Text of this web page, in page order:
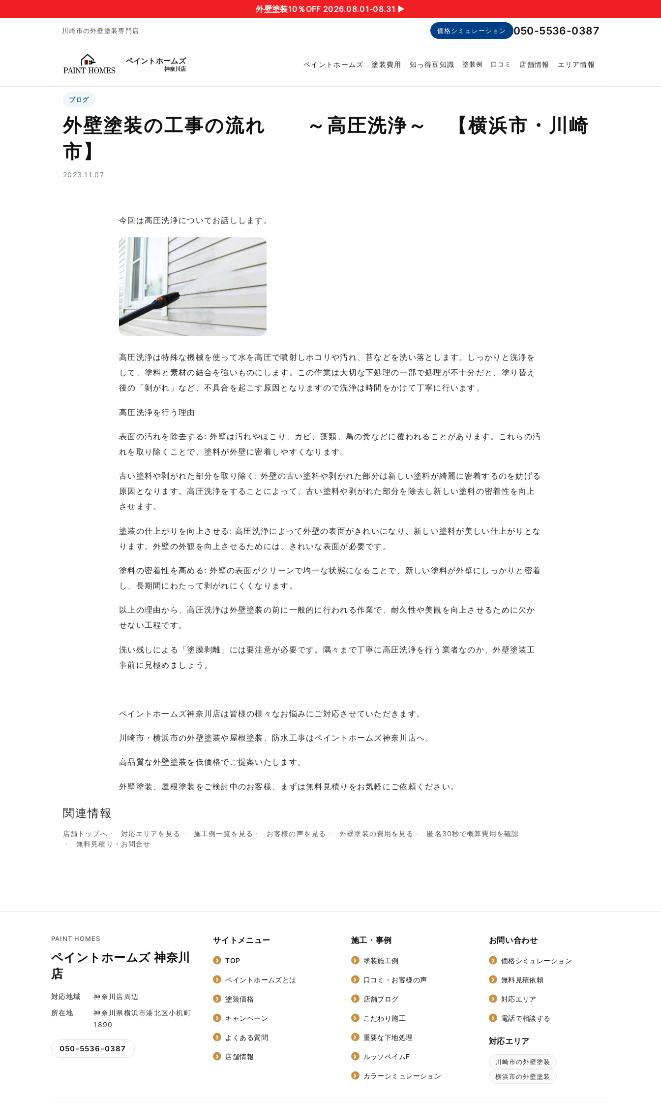
外壁塗装10％OFF 2026.08.01-08.31 ▶︎
川崎市の外壁塗装専門店 価格シミュレーション 050-5536-0387
ペイントホームズ
神奈川店
ペイントホームズ 塗装費用 知っ得豆知識 塗装例 口コミ 店舗情報 エリア情報
ブログ
外壁塗装の工事の流れ ～高圧洗浄～ 【横浜市・川崎
市】
2023.11.07
今回は高圧洗浄についてお話しします。
高圧洗浄は特殊な機械を使って水を高圧で噴射しホコリや汚れ、苔などを洗い落とします。しっかりと洗浄を
して、塗料と素材の結合を強いものにします。この作業は大切な下処理の一部で処理が不十分だと、塗り替え
後の「剝がれ」など、不具合を起こす原因となりますので洗浄は時間をかけて丁寧に行います。
高圧洗浄を行う理由
表面の汚れを除去する: 外壁は汚れやほこり、カビ、藻類、鳥の糞などに覆われることがあります。これらの汚
れを取り除くことで、塗料が外壁に密着しやすくなります。
古い塗料や剥がれた部分を取り除く: 外壁の古い塗料や剥がれた部分は新しい塗料が綺麗に密着するのを妨げる
原因となります。高圧洗浄をすることによって、古い塗料や剥がれた部分を除去し新しい塗料の密着性を向上
させます。
塗装の仕上がりを向上させる: 高圧洗浄によって外壁の表面がきれいになり、新しい塗料が美しい仕上がりとな
ります。外壁の外観を向上させるためには、きれいな表面が必要です。
塗料の密着性を高める: 外壁の表面がクリーンで均一な状態になることで、新しい塗料が外壁にしっかりと密着
し、長期間にわたって剥がれにくくなります。
以上の理由から、高圧洗浄は外壁塗装の前に一般的に行われる作業で、耐久性や美観を向上させるために欠か
せない工程です。
洗い残しによる「塗膜剥離」には要注意が必要です。隅々まで丁寧に高圧洗浄を行う業者なのか、外壁塗装工
事前に見極めましょう。
ペイントホームズ神奈川店は皆様の様々なお悩みにご対応させていただきます。
川崎市・横浜市の外壁塗装や屋根塗装、防水工事はペイントホームズ神奈川店へ。
高品質な外壁塗装を低価格でご提案いたします。
外壁塗装、屋根塗装をご検討中のお客様、まずは無料見積りをお気軽にご依頼ください。
関連情報
店舗トップへ 対応エリアを見る 施工例一覧を見る お客様の声を見る 外壁塗装の費用を見る
匿名30秒で概算費用を確認
無料見積り・お問合せ
PAINT HOMES
ペイントホームズ 神奈川
店
対応地域
神奈川店周辺
所在地
神奈川県横浜市港北区小机町
1890
050-5536-0387
サイトメニュー
TOP
ペイントホームズとは
塗装価格
キャンペーン
よくある質問
店舗情報
施工・事例
塗装施工例
口コミ・お客様の声
店舗ブログ
こだわり施工
重要な下地処理
ルッソペイムF
カラーシミュレーション
お問い合わせ
価格シミュレーション
無料見積依頼
対応エリア
電話で相談する
対応エリア
川崎市の外壁塗装
横浜市の外壁塗装